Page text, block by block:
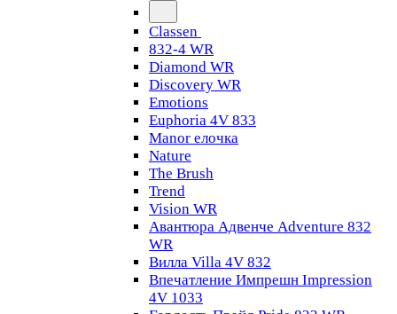
Classen
832-4 WR
Diamond WR
Discovery WR
Emotions
Euphoria 4V 833
Manor елочка
Nature
The Brush
Trend
Vision WR
Авантюра Адвенче Adventure 832
WR
Вилла Villa 4V 832
Впечатление Импрешн Impression
4V 1033